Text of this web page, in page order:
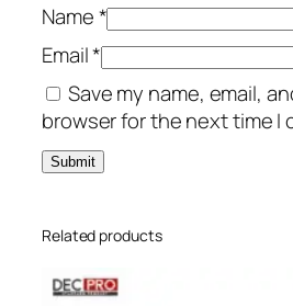
Name*
Email*
Save my name, email,
browser for the next time I
Related products